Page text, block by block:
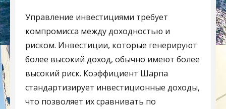
Управление инвестициями требует
компромисса между доходностью и
риском. Инвестиции, которые генерируют
более высокий доход, обычно имеют более
высокий риск. Коэффициент Шарпа
стандартизирует инвестиционные доходы,
что позволяет их сравнивать по